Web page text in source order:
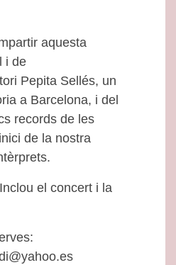
aquesta
i de
Pepita Sellés, un
a Barcelona, i del
records de les
de la nostra
el concert i la